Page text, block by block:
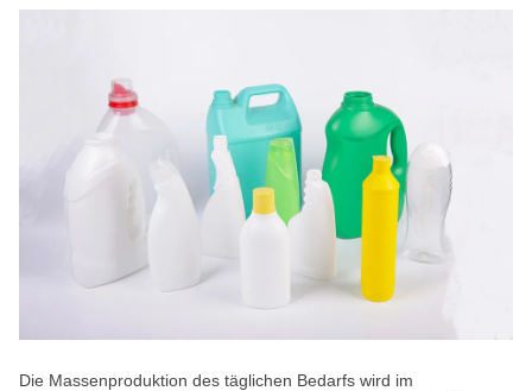
Die Massenproduktion des täglichen Bedarfs wird im